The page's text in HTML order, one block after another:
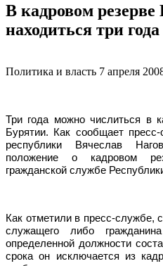
В кадровом
находиться три года
Политика и власть 7 апреля
Три года можно числиться в
Бурятии. Как сообщает
республики Вячеслав
положение о кадровом
гражданской службе
Как отметили в пресс-службе,
служащего либо
определенной должности
срока он исключается из